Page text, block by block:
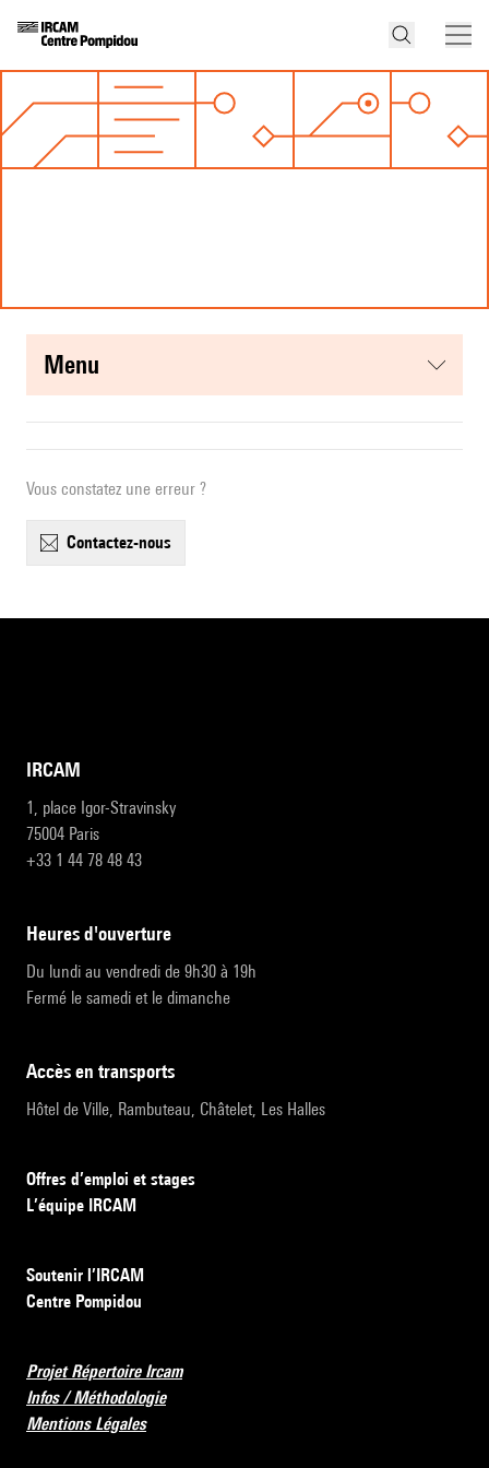
menu
Vous constatez une erreur ?
contactez-nous
IRCAM
1, place Igor-Stravinsky
75004 Paris
+33 1 44 78 48 43
heures d'ouverture
Du lundi au vendredi de 9h30 à 19h
Fermé le samedi et le dimanche
accès en transports
Hôtel de Ville, Rambuteau, Châtelet, Les Halles
Offres d’emploi et stages
L’équipe IRCAM
Soutenir l’IRCAM
Centre Pompidou
Projet Répertoire Ircam
Infos / Méthodologie
Mentions Légales